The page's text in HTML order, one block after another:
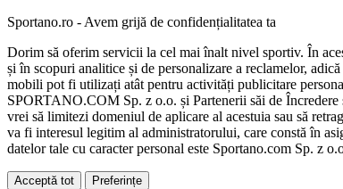
Sportano.ro - Avem grijă de confidențialitatea ta
Dorim să oferim servicii la cel mai înalt nivel sportiv. În
și în scopuri analitice și de personalizare a reclamelor,
mobili pot fi utilizați atât pentru activități publicitare
SPORTANO.COM Sp. z o.o. și Partenerii săi de Încredere
vrei să limitezi domeniul de aplicare al acestuia sau să
va fi interesul legitim al administratorului, care constă în
datelor tale cu caracter personal este Sportano.com Sp. z
Acceptă tot Preferințe